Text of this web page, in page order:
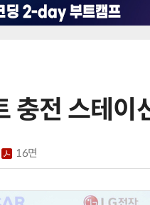
충전 스테이
16면
6
[